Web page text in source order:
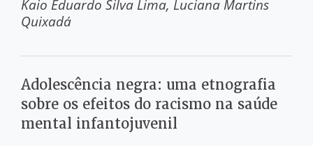
Kaio Eduardo Silva Lima Luciana Martins
Quixadá
Adolescência negra: uma etnografia
sobre os efeitos do racismo na saúde
mental infantojuvenil